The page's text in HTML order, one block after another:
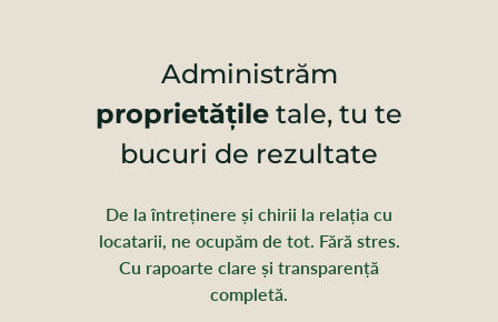
Administrăm
proprietățile tale, tu te
bucuri de rezultate
De la întreținere și chirii la relația cu
locatarii, ne ocupăm de tot. Fără stres.
Cu rapoarte clare și transparență
completă.